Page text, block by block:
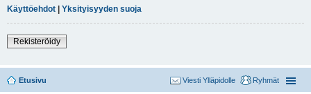
Käyttöehdot | Yksityisyyden suoja
Rekisteröidy
Etusivu Ryhmät
Viesti Ylläpidolle